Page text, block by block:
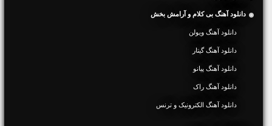
دانلود آهنگ بی کلام و آرامش بخش
دانلود آهنگ ویولن
دانلود آهنگ گیتار
دانلود آهنگ پیانو
دانلود آهنگ راک
دانلود آهنگ الکترونیک و ترنس